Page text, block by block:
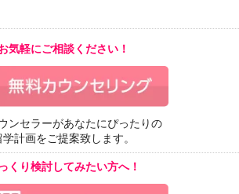
気軽にご相談ください！
ンセラーがあなたにぴったりの
学計画をご提案致します。
くり検討してみたい方へ！